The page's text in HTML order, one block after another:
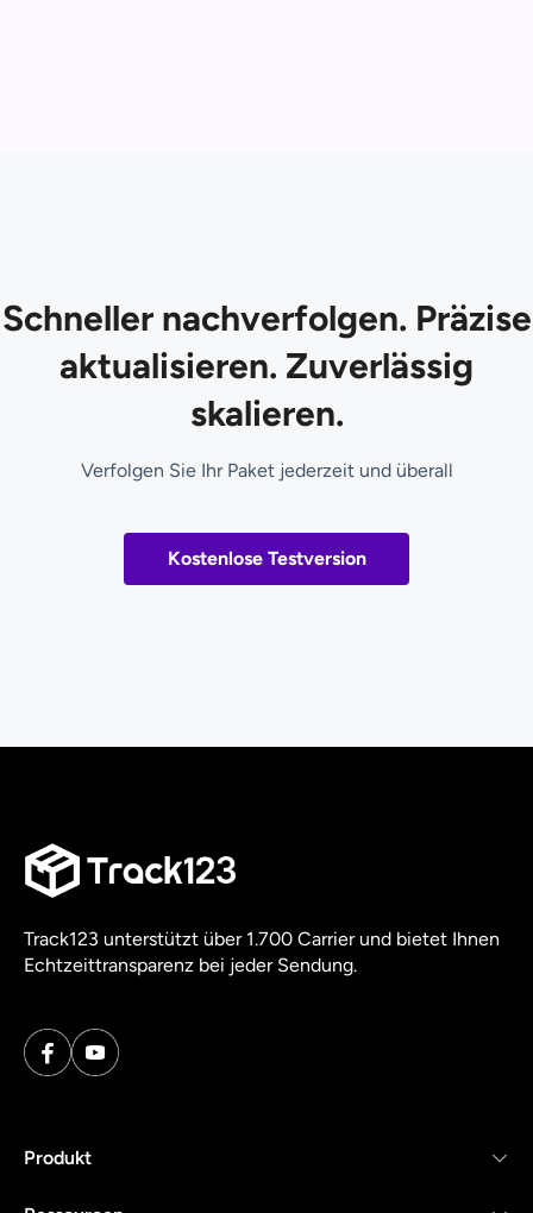
Schneller nachverfolgen. Präzise
aktualisieren. Zuverlässig
skalieren.
Verfolgen Sie Ihr Paket jederzeit und überall
Kostenlose Testversion
Track123 unterstützt über 1.700 Carrier und bietet Ihnen
Echtzeittransparenz bei jeder Sendung.
Produkt